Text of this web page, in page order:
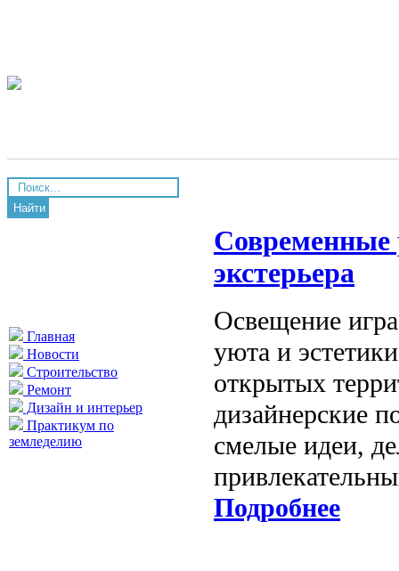
Найти
Главная
Новости
Строительство
Ремонт
Дизайн и интерьер
Практикум по
земледелию
Современные
экстерьера
Освещение
уюта и
открытых
дизайнерские
смелые идеи,
Подробнее